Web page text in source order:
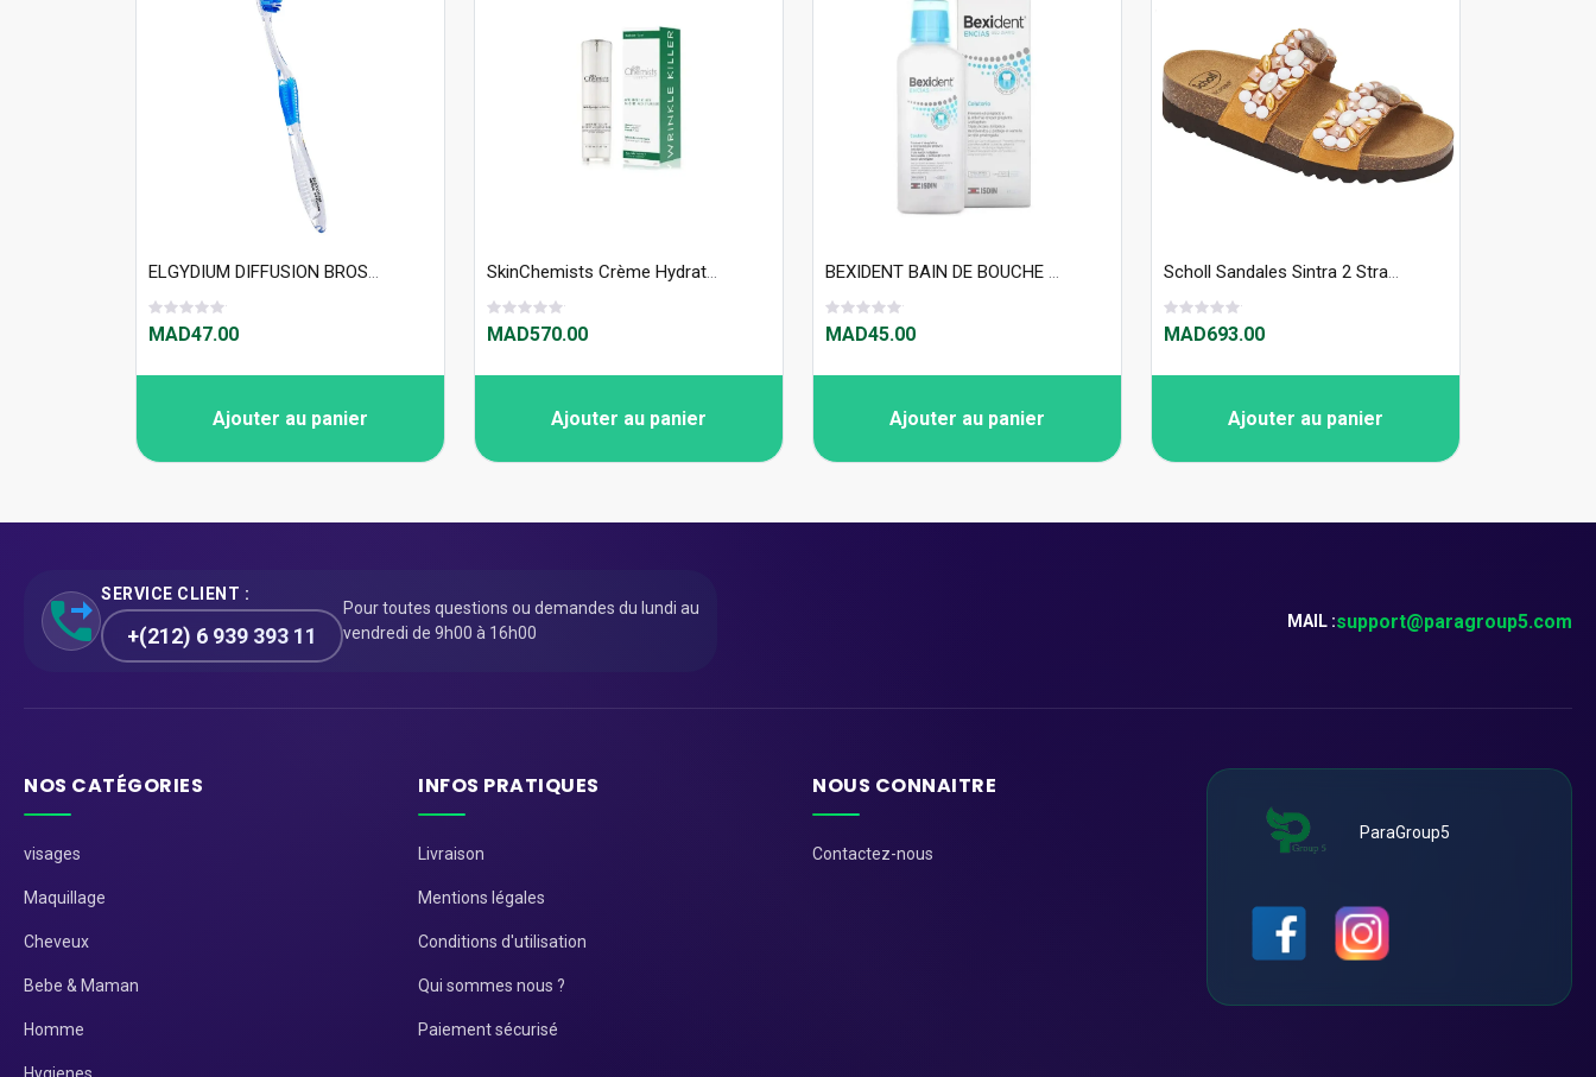
ELGYDIUM DIFFUSION BROSSE À DENTS MEDIUM
MAD47.00
Ajouter au panier
SkinChemists Crème Hydratante De Nuit Anti-Rides Au Venin De Serpent 50ml
MAD570.00
Ajouter au panier
BEXIDENT BAIN DE BOUCHE ENCIAS 250ML
MAD45.00
Ajouter au panier
Scholl Sandales Sintra 2 Straps - S29850
MAD693.00
Ajouter au panier
SERVICE CLIENT :
+(212) 6 939 393 11
Pour toutes questions ou demandes du lundi au
vendredi de 9h00 à 16h00
MAIL :support@paragroup5.com
NOS CATÉGORIES
visages
Maquillage
Cheveux
Bebe & Maman
Homme
INFOS PRATIQUES
Livraison
Mentions légales
Conditions d'utilisation
Qui sommes nous ?
Paiement sécurisé
NOUS CONNAITRE
Contactez-nous
ParaGroup5